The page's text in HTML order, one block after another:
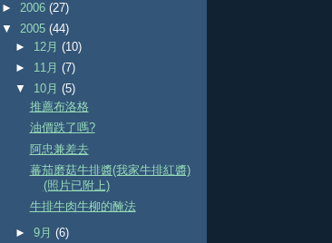
► 2006 (27)
▼ 2005 (44)
► 12月(10)
► 11月(7)
▼ 10月(5)
推薦布洛格
油價跌了嗎?
阿忠兼差去
蕃茄磨菇牛排醬(我家牛排紅醬)
(照片已附上)
牛排牛肉牛柳的醃法
►9月(6)